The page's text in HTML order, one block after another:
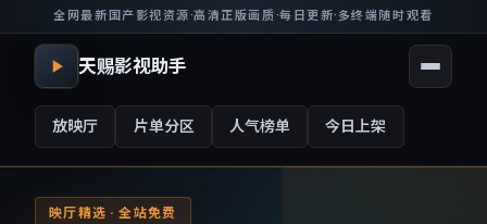
全网最新国产影视资源·高清正版画质·每日更新· 多终端随时观看
天赐影视助手
放映厅 片单分区 人气榜单 今日上架
映厅精选 · 全站免费